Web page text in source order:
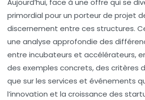
Aujourd’hui, face à une offre qui se
primordial pour un porteur de projet
discernement entre ces structures.
une analyse approfondie des
entre incubateurs et accélérateurs,
des exemples concrets, des critères
que sur les services et événements
l’innovation et la croissance des